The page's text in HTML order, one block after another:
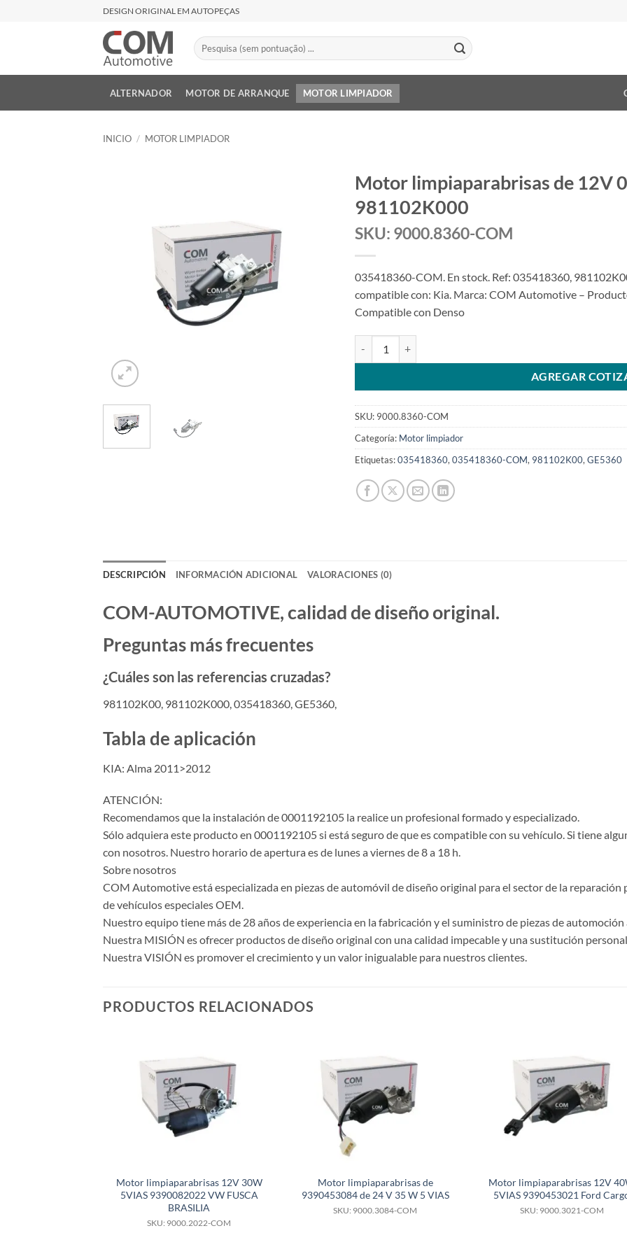
DESIGN ORIGINAL EM AUTOPEÇAS
Buscar
por:
ALTERNADOR MOTOR DE ARRANQUE MOTOR LIMPIADOR
INICIO / MOTOR LIMPIADOR
Motor limpiaparabrisas de 12V
981102K000
SKU: 9000.8360-COM
035418360-COM. En stock. Ref: 035418360,
compatible con: Kia. Marca: COM Automotive –
Compatible con Denso
AGREGAR
SKU: 9000.8360-COM
Categoría: Motor limpiador
Etiquetas:035418360, 035418360-COM, 981102K00, GE5360
DESCRIPCIÓN INFORMACIÓN ADICIONAL VALORACIONES (0)
COM-AUTOMOTIVE, calidad de diseño original.
Preguntas más frecuentes
¿Cuáles son las referencias cruzadas?
981102K00, 981102K000, 035418360, GE5360,
Tabla de aplicación
KIA: Alma 2011>2012
ATENCIÓN:
Recomendamos que la instalación de 0001192105 la realice un profesional formado y especializado.
Sólo adquiera este producto en 0001192105 si está seguro de que es compatible con su vehículo. Si tiene
con nosotros. Nuestro horario de apertura es de lunes a viernes de 8 a 18 h.
Sobre nosotros
COM Automotive está especializada en piezas de automóvil de diseño original para el sector de la
de vehículos especiales OEM.
Nuestro equipo tiene más de 28 años de experiencia en la fabricación y el suministro de piezas de automoción
Nuestra MISIÓN es ofrecer productos de diseño original con una calidad impecable y una sustitución
Nuestra VISIÓN es promover el crecimiento y un valor inigualable para nuestros clientes.
PRODUCTOS RELACIONADOS
Motor limpiaparabrisas 12V 30W
5VIAS 9390082022 VW FUSCA
BRASILIA
SKU: 9000.2022-COM
Motor limpiaparabrisas de
9390453084 de 24 V 35 W 5 VIAS
SKU: 9000.3084-COM
Motor limpiaparabrisas 12V
5VIAS 9390453021 Ford
SKU: 9000.3021-COM